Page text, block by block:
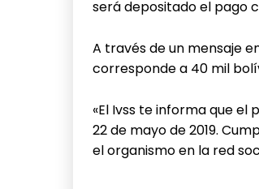
será depositado el pago
A través de un mensaje
corresponde a 40 mil
«El Ivss te informa que
22 de mayo de 2019.
el organismo en la red